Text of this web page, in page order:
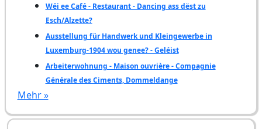
Wéi ee Café - Restaurant - Dancing ass dëst zu
Esch/Alzette?
Ausstellung für Handwerk und Kleingewerbe in
Luxemburg-1904 wou genee? - Geléist
Arbeiterwohnung - Maison ouvrière - Compagnie
Générale des Ciments, Dommeldange
Mehr »